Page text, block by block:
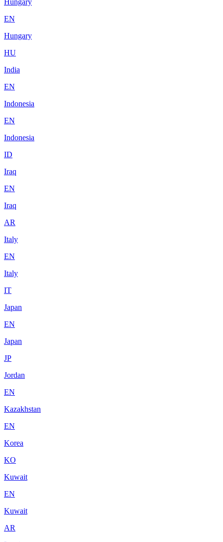
EN
Hungary
HU
India
EN
Indonesia
EN
Indonesia
ID
Iraq
EN
Iraq
AR
Italy
EN
Italy
IT
Japan
EN
Japan
JP
Jordan
EN
Kazakhstan
EN
Korea
KO
Kuwait
EN
Kuwait
AR